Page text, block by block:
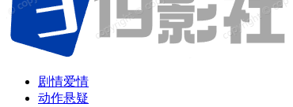
剧情爱情
动作悬疑